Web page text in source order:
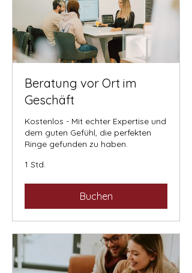
Beratung vor Ort im
Geschäft
Kostenlos - Mit echter Expertise und
dem guten Gefühl, die perfekten
Ringe gefunden zu haben.
1 Std.
Buchen